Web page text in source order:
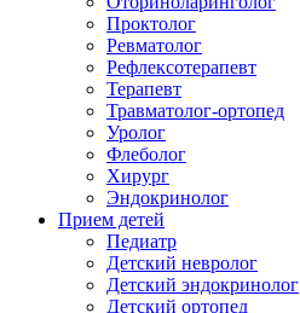
Проктолог
Ревматолог
Рефлексотерапевт
Терапевт
Травматолог-ортопед
Уролог
Флеболог
Хирург
Эндокринолог
Прием детей
Педиатр
Детский невролог
Детский эндокринолог
Детский ортопед